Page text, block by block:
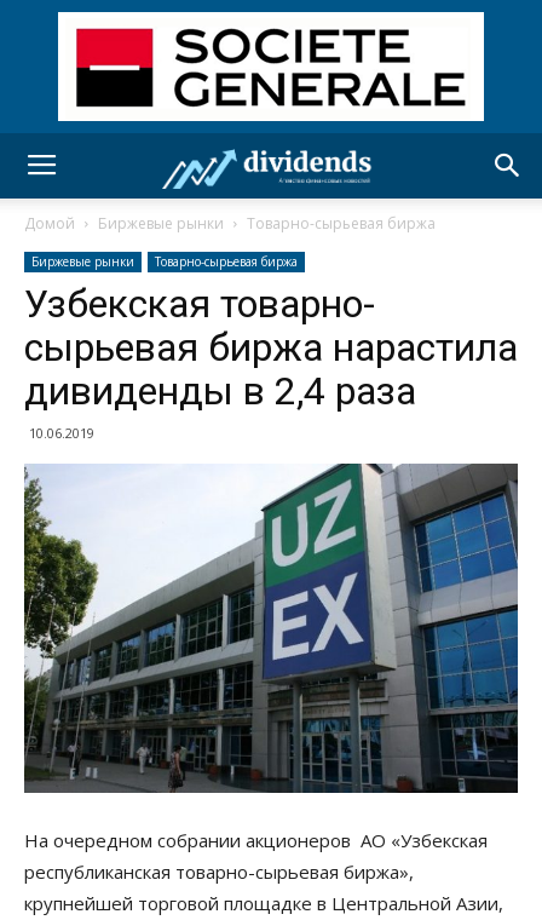
Домой Биржевые рынки Товарно-сырьевая биржа
Биржевые рынки Товарно-сырьевая биржа
Узбекская товарно-
сырьевая биржа нарастила
дивиденды в 2,4 раза
10.06.2019
На очередном собрании акционеров АО «Узбекская
республиканская товарно-сырьевая биржа»,
крупнейшей торговой площадке в Центральной Азии,